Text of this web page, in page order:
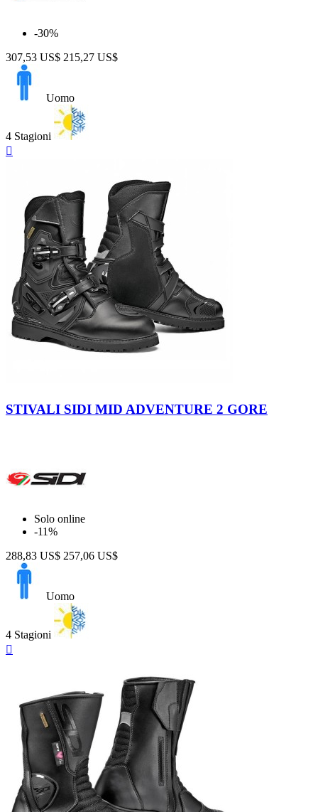
-30%
307,53 US$ 215,27 US$
Uomo
4 Stagioni

STIVALI SIDI MID ADVENTURE 2 GORE
Solo online
-11%
288,83 US$ 257,06 US$
Uomo
4 Stagioni
